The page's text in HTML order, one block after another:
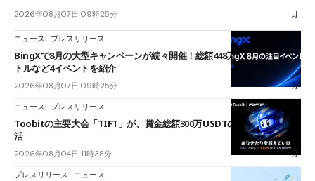
2026年08月07日 09時25分
ニュース プレスリリース
BingXで8月の大型キャンペーンが続々開催！総額448万USDT超のAIバ
トルなど4イベントを紹介
2026年08月07日 09時25分
ニュース プレスリリース
Toobitの主要大会「TIFT」が、賞金総額300万USDTのレースとして復
活
2026年08月04日 11時38分
プレスリリース ニュース